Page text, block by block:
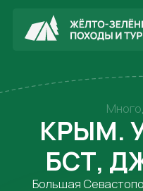
КРЫМ.
БСТ,
Большая
Джур-Джур → Храм
Хребет